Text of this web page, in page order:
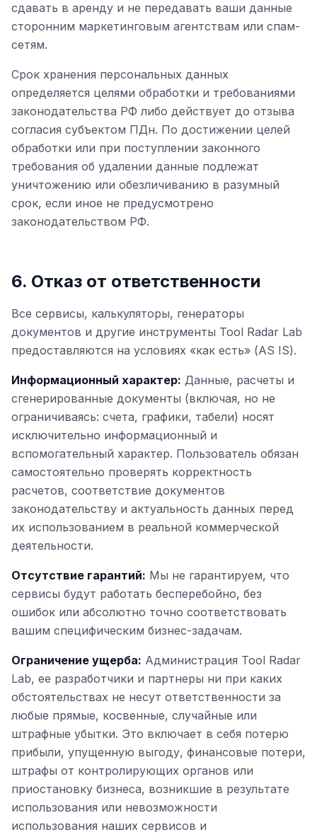
сдавать в аренду и не передавать ваши данные
сторонним маркетинговым агентствам или спам-
сетям.
Срок хранения персональных данных
определяется целями обработки и требованиями
законодательства РФ либо действует до отзыва
согласия субъектом ПДн. По достижении целей
обработки или при поступлении законного
требования об удалении данные подлежат
уничтожению или обезличиванию в разумный
срок, если иное не предусмотрено
законодательством РФ.
6. Отказ от ответственности
Все сервисы, калькуляторы, генераторы
документов и другие инструменты Tool Radar Lab
предоставляются на условиях «как есть» (AS IS).
Информационный характер: Данные, расчеты и
сгенерированные документы (включая, но не
ограничиваясь: счета, графики, табели) носят
исключительно информационный и
вспомогательный характер. Пользователь обязан
самостоятельно проверять корректность
расчетов, соответствие документов
законодательству и актуальность данных перед
их использованием в реальной коммерческой
деятельности.
Отсутствие гарантий: Мы не гарантируем, что
сервисы будут работать бесперебойно, без
ошибок или абсолютно точно соответствовать
вашим специфическим бизнес-задачам.
Ограничение ущерба: Администрация Tool Radar
Lab, ее разработчики и партнеры ни при каких
обстоятельствах не несут ответственности за
любые прямые, косвенные, случайные или
штрафные убытки. Это включает в себя потерю
прибыли, упущенную выгоду, финансовые потери,
штрафы от контролирующих органов или
приостановку бизнеса, возникшие в результате
использования или невозможности
использования наших сервисов и